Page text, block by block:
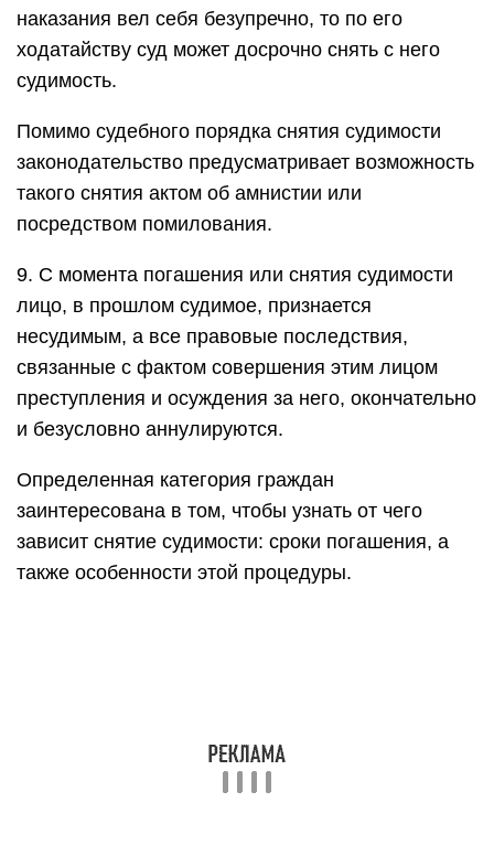
наказания вел себя безупречно, то по его
ходатайству суд может досрочно снять с него
судимость.
Помимо судебного порядка снятия судимости
законодательство предусматривает возможность
такого снятия актом об амнистии или
посредством помилования.
9. С момента погашения или снятия судимости
лицо, в прошлом судимое, признается
несудимым, а все правовые последствия,
связанные с фактом совершения этим лицом
преступления и осуждения за него, окончательно
и безусловно аннулируются.
Определенная категория граждан
заинтересована в том, чтобы узнать от чего
зависит снятие судимости: сроки погашения, а
также особенности этой процедуры.